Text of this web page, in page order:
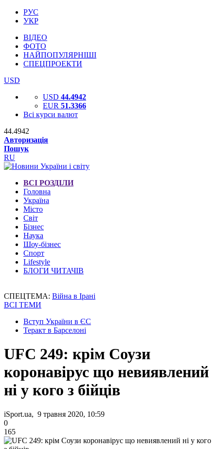
РУС
УКР
ВІДЕО
ФОТО
НАЙПОПУЛЯРНІШІ
СПЕЦПРОЕКТИ
USD
USD 44.4942
EUR 51.3366
Всі курси валют
44.4942
Авторизація
Пошук
RU
ВСІ РОЗДІЛИ
Головна
Україна
Місто
Світ
Бізнес
Наука
Шоу-бізнес
Спорт
Lifestyle
БЛОГИ ЧИТАЧІВ
СПЕЦТЕМА: Війна в Ірані
ВСІ ТЕМИ
Вступ України в ЄС
Теракт в Барселоні
UFC 249: крім Соузи
коронавірус що невиявлений
ні у кого з бійців
iSport.ua, 9 травня 2020, 10:59
0
165